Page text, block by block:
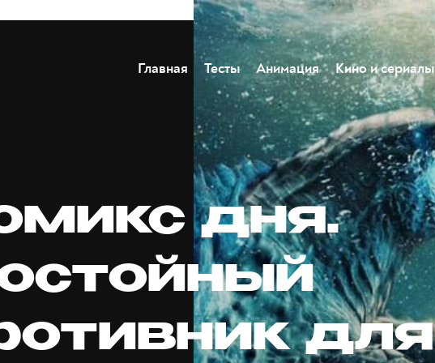
Главная Тесты Анимация Кино и сериалы
дня.
для